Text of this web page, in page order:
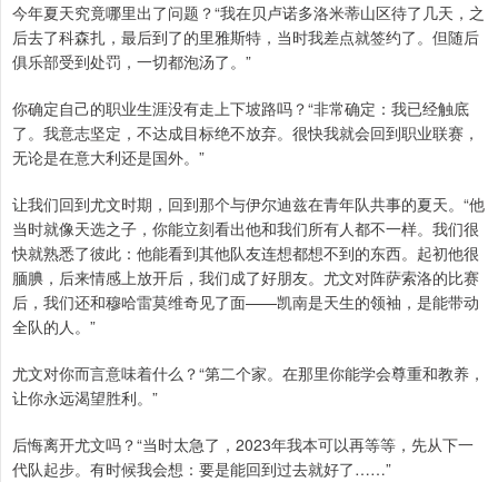
今年夏天究竟哪里出了问题？“我在贝卢诺多洛米蒂山区待了几天，之
后去了科森扎，最后到了的里雅斯特，当时我差点就签约了。但随后
俱乐部受到处罚，一切都泡汤了。”
你确定自己的职业生涯没有走上下坡路吗？“非常确定：我已经触底
了。我意志坚定，不达成目标绝不放弃。很快我就会回到职业联赛，
无论是在意大利还是国外。”
让我们回到尤文时期，回到那个与伊尔迪兹在青年队共事的夏天。“他
当时就像天选之子，你能立刻看出他和我们所有人都不一样。我们很
快就熟悉了彼此：他能看到其他队友连想都想不到的东西。起初他很
腼腆，后来情感上放开后，我们成了好朋友。尤文对阵萨索洛的比赛
后，我们还和穆哈雷莫维奇见了面——凯南是天生的领袖，是能带动
全队的人。”
尤文对你而言意味着什么？“第二个家。在那里你能学会尊重和教养，
让你永远渴望胜利。”
后悔离开尤文吗？“当时太急了，2023年我本可以再等等，先从下一
代队起步。有时候我会想：要是能回到过去就好了……”